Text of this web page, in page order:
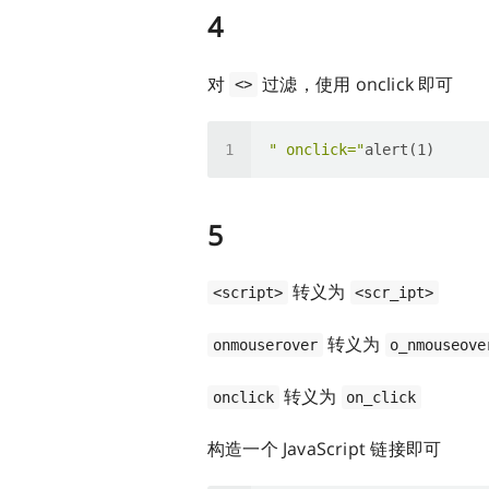
4
对 <> 过滤，使用 onclick 即可
" onclick="
5
<script> 转义为 <scr_ipt>
onmouserover 转义为
onclick 转义为 on_click
构造一个 JavaScript 链接即可